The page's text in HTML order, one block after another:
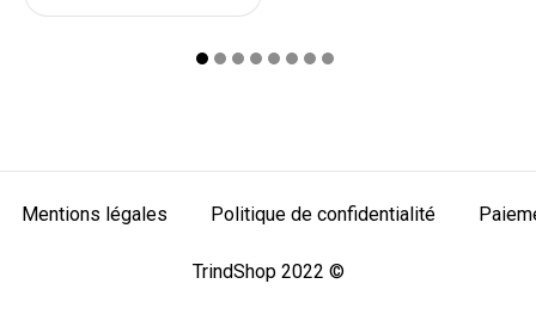
Mentions légales Politique de confidentialité
TrindShop 2022 ©